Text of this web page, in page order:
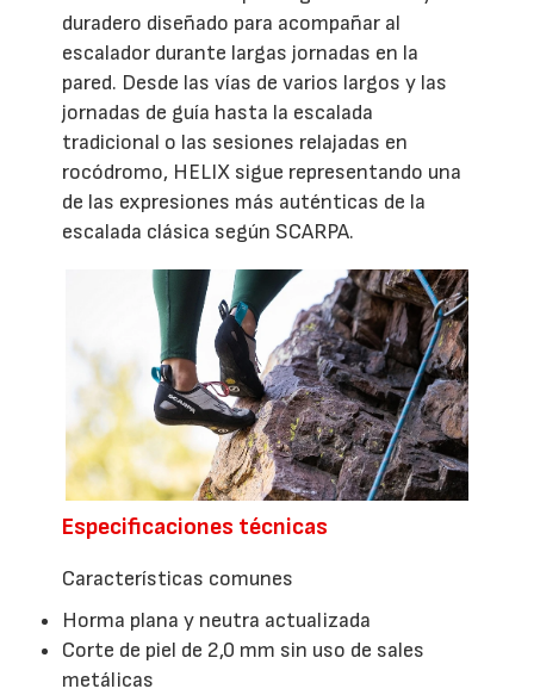
duradero diseñado para acompañar al
escalador durante largas jornadas en la
pared. Desde las vías de varios largos y las
jornadas de guía hasta la escalada
tradicional o las sesiones relajadas en
rocódromo, HELIX sigue representando una
de las expresiones más auténticas de la
escalada clásica según SCARPA.
Especificaciones técnicas
Características comunes
Horma plana y neutra actualizada
Corte de piel de 2,0 mm sin uso de sales
metálicas